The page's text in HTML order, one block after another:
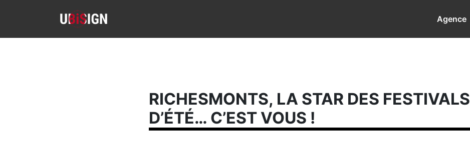
Agence
RICHESMONTS, LA STAR DES FESTIVALS
D’ÉTÉ… C’EST VOUS !